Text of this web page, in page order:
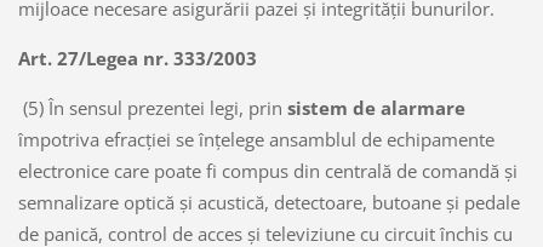
mijloace necesare asigurării pazei şi integrităţii bunurilor.
Art. 27/Legea nr. 333/2003
(5) În sensul prezentei legi, prin sistem de alarmare
împotriva efracţiei se înţelege ansamblul de echipamente
electronice care poate fi compus din centrală de comandă şi
semnalizare optică şi acustică, detectoare, butoane şi pedale
de panică, control de acces şi televiziune cu circuit închis cu